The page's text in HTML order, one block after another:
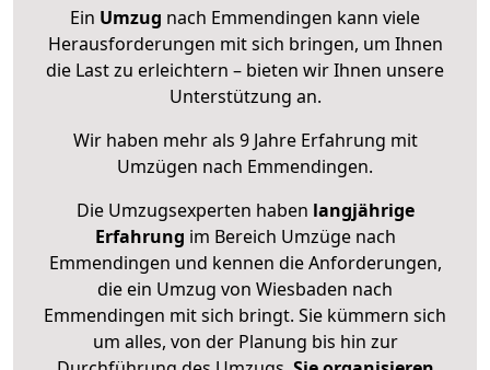
Ein Umzug nach Emmendingen kann viele
Herausforderungen mit sich bringen, um Ihnen
die Last zu erleichtern – bieten wir Ihnen unsere
Unterstützung an.
Wir haben mehr als 9 Jahre Erfahrung mit
Umzügen nach Emmendingen.
Die Umzugsexperten haben langjährige
Erfahrung im Bereich Umzüge nach
Emmendingen und kennen die Anforderungen,
die ein Umzug von Wiesbaden nach
Emmendingen mit sich bringt. Sie kümmern sich
um alles, von der Planung bis hin zur